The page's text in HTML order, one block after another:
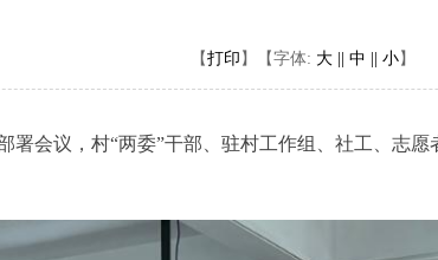
【字体: 大 || 中 || 小】
【打印 】
议，村“两委”干部、驻村工作组、社工、志愿